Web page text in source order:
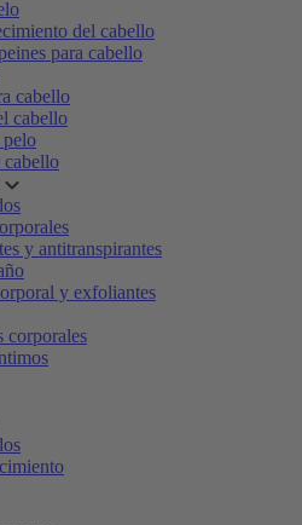
del cabello
para cabello
cabello
cabello
pelo
cabello
y antitranspirantes
y exfoliantes
corporales